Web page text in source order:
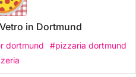
in Dortmund
dortmund
#pizzaria dortmund